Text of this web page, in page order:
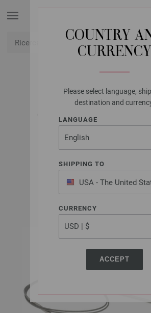
COUNTRY
CURRENCY
Please select language,
destination and
LANGUAGE
SHIPPING TO
USA - The United
of America
CURRENCY
ACCEPT
LANA GROSSA
AGO
MAGLIA
INOSSIDABILE
3,5/80CM